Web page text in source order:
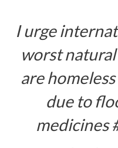
I urge
worst
are
due to
medicines